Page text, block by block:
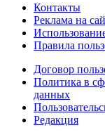
Контакты
Реклама на
Правила
Договор
Политика в
данных
Редакция